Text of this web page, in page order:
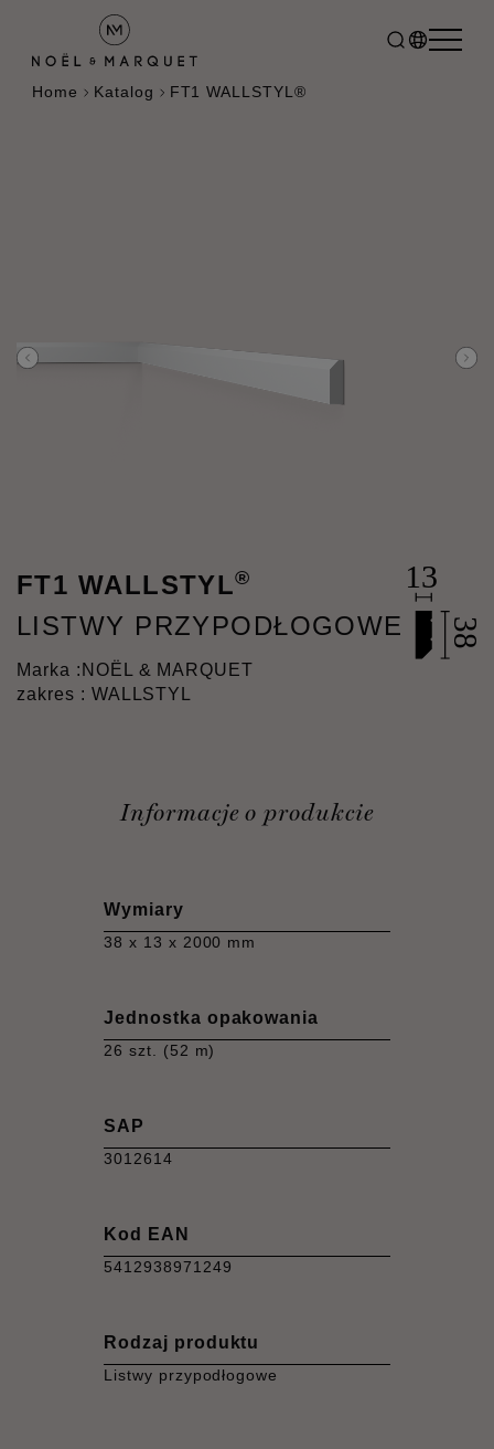
Home Katalog FT1 WALLSTYL®
FT1 WALLSTYL®
LISTWY PRZYPODŁOGOWE
Marka : NOËL & MARQUET
zakres : WALLSTYL
Informacje o produkcie
Wymiary
38 x 13 x 2000 mm
Jednostka opakowania
26 szt. (52 m)
SAP
3012614
Kod EAN
5412938971249
Rodzaj produktu
Listwy przypodłogowe